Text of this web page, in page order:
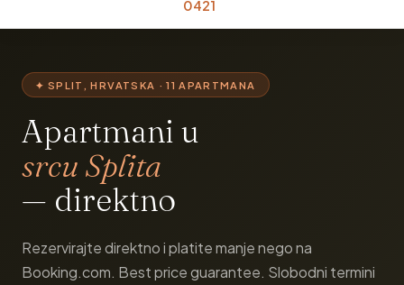
0421
✦ SPLIT, HRVATSKA · 11 APARTMANA
Apartmani u
srcu Splita
— direktno
Rezervirajte direktno i platite manje nego na
Booking.com. Best price guarantee. Slobodni termini